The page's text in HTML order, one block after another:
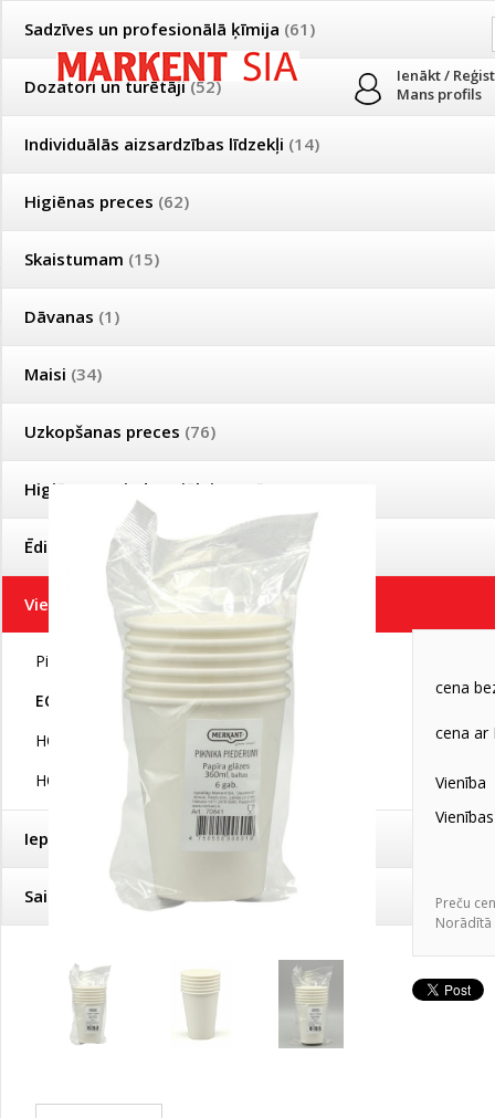
Ienākt /
Mans profils
Sadzīves un profesionālā ķīmija (61)
Dozatori un turētāji(52)
Individuālās aizsardzības līdzekļi (14)
Higiēnas preces (62)
Skaistumam (15)
Dāvanas (1)
Maisi (34)
Uzkopšanas preces (76)
Higiēnas un industriālais papīrs
Ēdienu pagatavošanai un uzglabāšanai
Vienreizējās lietošanas trauki(149)
Piknika piederumi(39)
ECO piknika piederumi(33)
HORECA trauki
HORECA ECO trauki
(31)
Iepakošanas materiāli(11)
Saimniecības preces(41)
PAR MUMS
PRODUKTI
Mājsaimniecības un profesionālās uzkopšanas preču tirdzniecība
Bezmaksas piegāde visā Latvijā pasūtījumiem no 50 eiro!
Īpašas cenas un piegādes nosacījumi vairumtirgotājiem
Reģistrējies un saņem pastāvīgu atlaidi!
ECO piknika piederumi
kods:70841
cena
cena ar
Vienība
Preču
Norādītā